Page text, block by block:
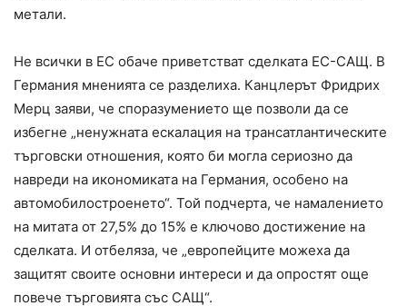
метали.
Не всички в ЕС обаче приветстват сделката ЕС-САЩ. В
Германия мненията се разделиха. Канцлерът Фридрих
Мерц заяви, че споразумението ще позволи да се
избегне „ненужната ескалация на трансатлантическите
търговски отношения, която би могла сериозно да
навреди на икономиката на Германия, особено на
автомобилостроенето“. Той подчерта, че намалението
на митата от 27,5% до 15% е ключово достижение на
сделката. И отбеляза, че „европейците можеха да
защитят своите основни интереси и да опростят още
повече търговията със САЩ“.